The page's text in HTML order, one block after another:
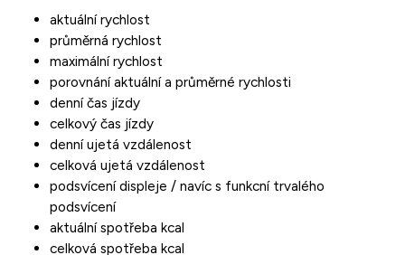
aktuální rychlost
průměrná rychlost
maximální rychlost
porovnání aktuální a průměrné rychlosti
denní čas jízdy
celkový čas jízdy
denní ujetá vzdálenost
celková ujetá vzdálenost
podsvícení displeje / navíc s funkcní trvalého
podsvícení
aktuální spotřeba kcal
celková spotřeba kcal